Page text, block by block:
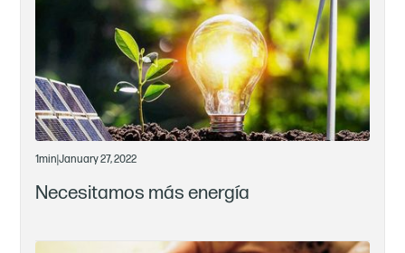
1min|January 27, 2022
Necesitamos más energía